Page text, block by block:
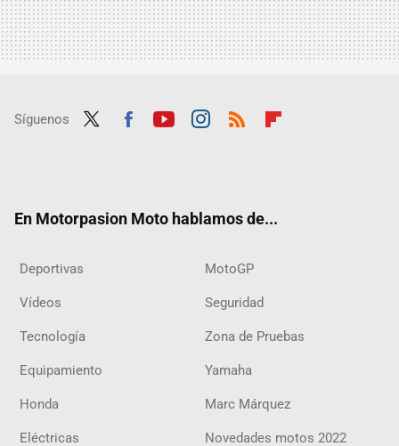
Síguenos
En Motorpasion Moto hablamos de...
Deportivas MotoGP
Vídeos Seguridad
Tecnología Zona de Pruebas
Equipamiento Yamaha
Honda Marc Márquez
Eléctricas Novedades motos 2022